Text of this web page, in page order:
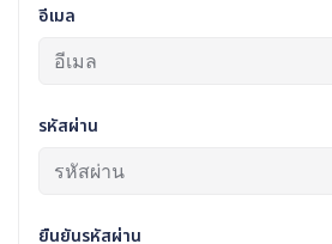
อีเมล
รหัสผ่าน
ยืนยันรหัสผ่าน